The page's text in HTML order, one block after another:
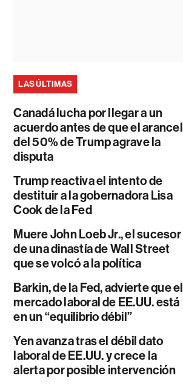
LAS ÚLTIMAS
Canadá lucha por llegar a un
acuerdo antes de que el arancel
del 50% de Trump agrave la
disputa
Trump reactiva el intento de
destituir a la gobernadora Lisa
Cook de la Fed
Muere John Loeb Jr., el sucesor
de una dinastía de Wall Street
que se volcó a la política
Barkin, de la Fed, advierte que el
mercado laboral de EE.UU. está
en un “equilibrio débil”
Yen avanza tras el débil dato
laboral de EE.UU. y crece la
alerta por posible intervención